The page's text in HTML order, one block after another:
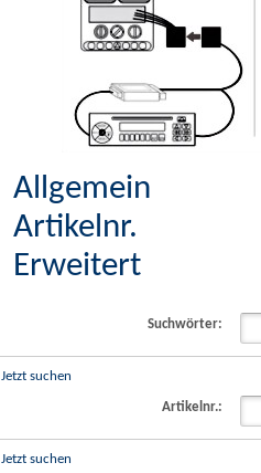
Allgemein
Artikelnr.
Erweitert
Suchwörter:
Jetzt suchen
Artikelnr.:
Jetzt suchen